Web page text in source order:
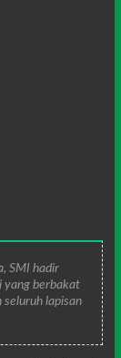
SMI hadir
yang berbakat
lapisan